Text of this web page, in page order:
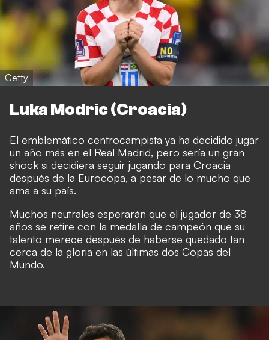
Getty
Luka Modric (Croacia)
El emblemático centrocampista ya ha decidido jugar
un año más en el Real Madrid, pero sería un gran
shock si decidiera seguir jugando para Croacia
después de la Eurocopa, a pesar de lo mucho que
ama a su país.
Muchos neutrales esperarán que el jugador de 38
años se retire con la medalla de campeón que su
talento merece después de haberse quedado tan
cerca de la gloria en las últimas dos Copas del
Mundo.